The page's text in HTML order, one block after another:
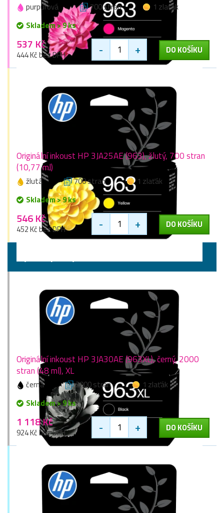
purpurová 700 stran
1 zlaťák
Skladem > 9 ks
537 Kč
444 Kč bez DPH - + DO KOŠÍKU
Originální inkoust HP 3JA25AE (963), žlutý, 700 stran
(10,77 ml)
žlutá 700 stran
1 zlaťák
Skladem > 9 ks
546 Kč
452 Kč bez DPH - + DO KOŠÍKU
Originální inkoust HP 3JA30AE (963XL), černý, 2000
stran (48 ml), XL
černá 2000 stran
1 zlaťák
Skladem > 9 ks
1 118 Kč
924 Kč bez DPH - + DO KOŠÍKU